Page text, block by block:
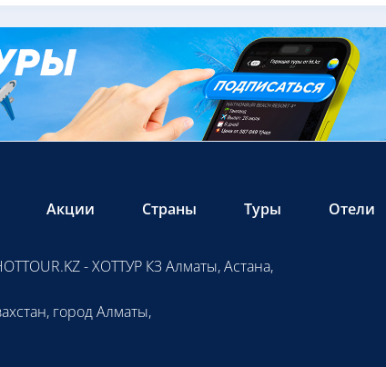
Акции Страны Туры Отели
- ХОТТУР КЗ Алматы, Астана,
город Алматы,